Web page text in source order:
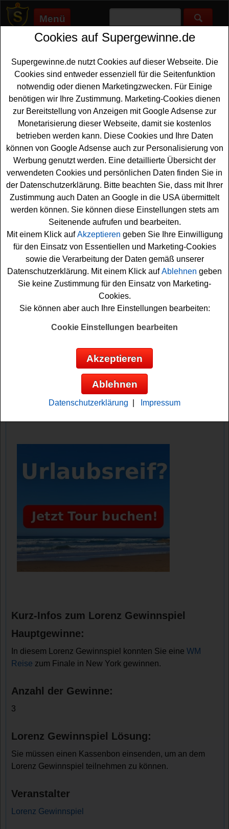
Menü
Supergewinne.de>Gewinnspiele>Reise Gewinnspiele>Lorenz
Anzeige:
Anzeige:
Lorenz Gewinnspiel - mit
Kassenbon gewinnen
Ein tolles Lorenz Gewinnspiel mit Kassenbon auf lorenz-
aktion.de für alle Gewinner, die gern eine traumhafteWM
Reise gewinnenmöchten. Als absoluter Hauptgewinn
wartet eine WM Reise zum Finale in New York
(Teilnahmezeitraum beachten!) auf einen glücklichen
Gewinner. Zudem werden eine WMReisezum
Sechzehntelfinal-Spiel am 03. Juli in Miami
(Teilnahmezeitraum beachten!) sowie 10000 Euro Geld
verlost. Mit etwas Glück können Sie das Geld oder eine
tolle WM Reise gewinnen.
Falls Sie an der Lorenz Aktion teilnehmen möchten,
müssen Sie mindestens ein beliebiges Lorenz Produkt
kaufen und auf lorenz-aktion.de Ihren Kassenbon
hochladen. Vielleicht haben Sie ja Glück und können
Lorenz verlost eine WM Reise zum Finale
Kurz-Infos zum Lorenz Gewinnspiel
Hauptgewinne:
In diesem Lorenz Gewinnspiel konnten Sie eineWM
Reise zum Finale in New York gewinnen.
Anzahl der Gewinne:
3
Lorenz Gewinnspiel Lösung:
Sie müssen einen Kassenbon einsenden, um an dem
Lorenz Gewinnspiel teilnehmen zu können.
Veranstalter
Lorenz Gewinnspiel
Cookies auf Supergewinne.de
Supergewinne.de nutzt Cookies auf dieser Webseite. Die
Cookies sind entweder essenziell für die Seitenfunktion
notwendig oder dienen Marketingzwecken. Für Einige
benötigen wir Ihre Zustimmung. Marketing-Cookies dienen
zur Bereitstellung von Anzeigen mit Google Adsense zur
Monetarisierung dieser Webseite, damit sie kostenlos
betrieben werden kann. Diese Cookies und Ihre Daten
können von Google Adsense auch zur Personalisierung von
Werbung genutzt werden. Eine detaillierte Übersicht der
verwendeten Cookies und persönlichen Daten finden Sie in
der Datenschutzerklärung. Bitte beachten Sie, dass mit Ihrer
Zustimmung auch Daten an Google in die USA übermittelt
werden können. Sie können diese Einstellungen stets am
Seitenende aufrufen und bearbeiten.
Mit einem Klick aufAkzeptieren geben Sie Ihre Einwilligung
für den Einsatz von Essentiellen und Marketing-Cookies
sowie die Verarbeitung der Daten gemäß unserer
Datenschutzerklärung. Mit einem Klick aufAblehnen geben
Sie keine Zustimmung für den Einsatz von Marketing-
Cookies.
Sie können aber auch Ihre Einstellungen bearbeiten:
Cookie Einstellungen bearbeiten
Akzeptieren
Ablehnen
Datenschutzerklärung Impressum